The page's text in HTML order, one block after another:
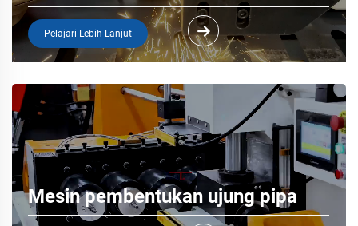
Pelajari Lebih Lanjut
Mesin pembentukan ujung pipa